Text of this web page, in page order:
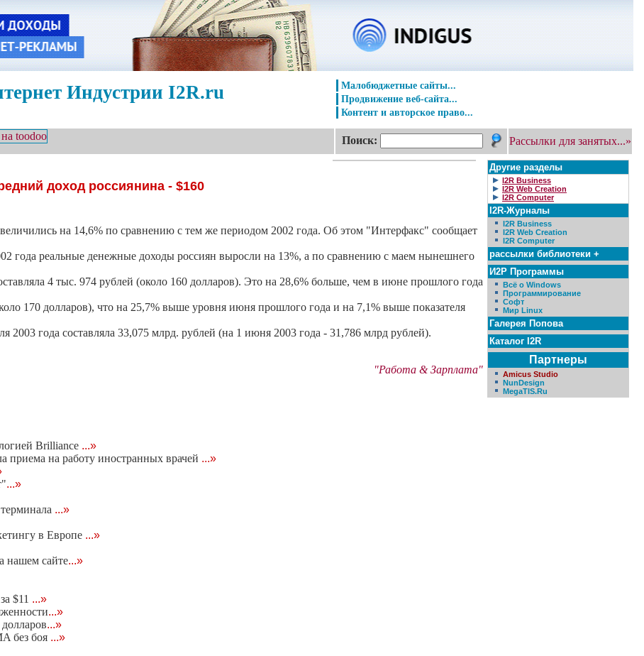
Индустрии I2R.ru
Малобюджетные сайты...
Продвижение веб-сайта...
Контент и авторское право...
Поиск: Рассылки для занятых...»
доход россиянина - $160
на 14,6% по сравнению с тем же периодом 2002 года. Об этом "Интерфакс" сообщает
года реальные денежные доходы россиян выросли на 13%, а по сравнению с маем нынешнего
4 тыс. 974 рублей (около 160 долларов). Это на 28,6% больше, чем в июне прошлого года
170 долларов), что на 25,7% выше уровня июня прошлого года и на 7,1% выше показателя
2003 года составляла 33,075 млрд. рублей (на 1 июня 2003 года - 31,786 млрд рублей).
"Работа & Зарплата"
Brilliance ...»
приема на работу иностранных врачей ...»
...»
...»
в Европе ...»
нашем сайте...»
$11 ...»
...»
...»
без боя ...»
Другие разделы
I2R Business
I2R Web Creation
I2R Computer
I2R-Журналы
I2R Business
I2R Web Creation
I2R Computer
рассылки библиотеки +
И2Р Программы
Всё о Windows
Программирование
Софт
Мир Linux
Галерея Попова
Каталог I2R
Партнеры
Amicus Studio
NunDesign
MegaTIS.Ru